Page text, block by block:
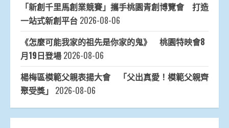
「新創千里馬創業競賽」攜手桃園青創博覽會 打造
一站式新創平台 2026-08-06
《怎麼可能我家的祖先是你家的鬼》 桃園特映會8
月19日登場 2026-08-06
楊梅區模範父親表揚大會 「父出真愛！模範父親齊
聚受獎」 2026-08-06